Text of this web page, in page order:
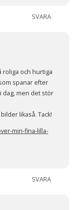
SVARA
roliga och hurtiga
spanar efter
dag, men det stör
likaså. Tack!
min-fina-lilla-
SVARA